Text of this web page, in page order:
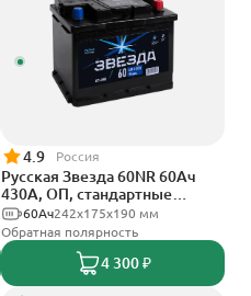
4.9 Россия
Русская Звезда 60NR 60Ач
430А, ОП, стандартные
клеммы242x175x190 мм
60Ач
Обратная полярность
4 300 ₽